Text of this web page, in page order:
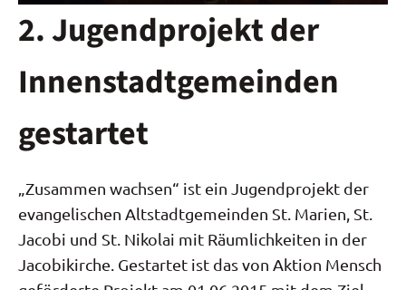
2. Jugendprojekt der
Innenstadtgemeinden
gestartet
„Zusammen wachsen“ ist ein Jugendprojekt der
evangelischen Altstadtgemeinden St. Marien, St.
Jacobi und St. Nikolai mit Räumlichkeiten in der
Jacobikirche. Gestartet ist das von Aktion Mensch